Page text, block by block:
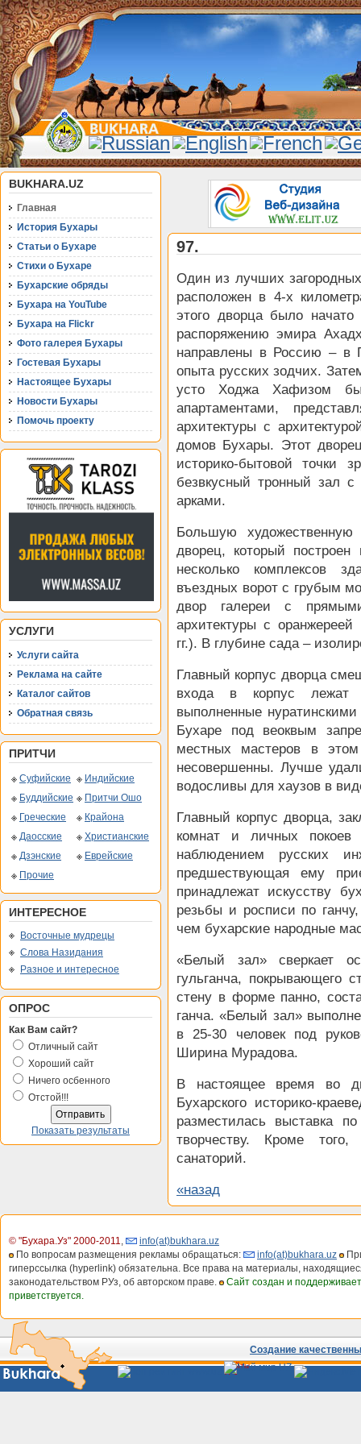
BUKHARA.UZ
Главная
История Бухары
Статьи о Бухаре
Стихи о Бухаре
Бухарские обряды
Бухара на YouTube
Бухара на Flickr
Фото галерея Бухары
Гостевая Бухары
Настоящее Бухары
Новости Бухары
Помочь проекту
УСЛУГИ
Услуги сайта
Реклама на сайте
Каталог сайтов
Обратная связь
ПРИТЧИ
Суфийские
Индийские
Буддийские
Притчи Ошо
Греческие
Крайона
Даосские
Христианские
Дзэнские
Еврейские
Прочие
ИНТЕРЕСНОЕ
Восточные мудрецы
Слова Назидания
Разное и интересное
ОПРОС
Как Вам сайт?
Отличный сайт
Хороший сайт
Ничего осбенного
Отстой!!!
Показать результаты
97.
Один из лучших
расположен в 4-х
этого дворца было
распоряжению эмира
направлены в Россию – в
опыта русских зодчих.
усто Ходжа Хафизом
апартаментами,
архитектуры с
домов Бухары. Этот
историко-бытовой точки
безвкусный тронный зал
арками.
Большую художественную
дворец, который
несколько комплексов
въездных ворот с грубым
двор галереи с
архитектуры с
гг.). В глубине сада –
Главный корпус дворца
входа в корпус лежат
выполненные
Бухаре под веоквым
местных мастеров в
несовершенны. Лучше
водосливы для хаузов в
Главный корпус дворца,
комнат и личных
наблюдением русских
предшествующая ему
принадлежат искусству
резьбы и росписи по
чем бухарские народные
«Белый зал» сверкает
гульганча, покрывающего
стену в форме панно,
ганча. «Белый зал»
в 25-30 человек под
Ширина Мурадова.
В настоящее время во
Бухарского историко-
разместилась выставка
творчеству. Кроме
санаторий.
«назад
© "Бухара.Уз" 2000-2011,
info(at)bukhara.uz
По вопросам размещения рекламы обращаться:
info(at)bukhara.uz
гиперссылка (hyperlink) обязательна. Все права на материалы,
законодательством РУз, об авторском праве.
Сайт создан и
приветствуется.
Создание
Сайты
Узбекистана